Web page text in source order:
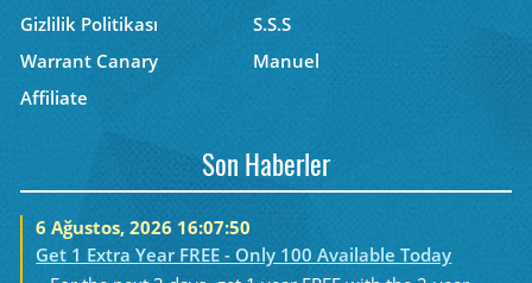
Gizlilik Politikası
S.S.S
Warrant Canary
Manuel
Affiliate
Son Haberler
6 Ağustos, 2026 16:07:50
Get 1 Extra Year FREE - Only 100 Available Today